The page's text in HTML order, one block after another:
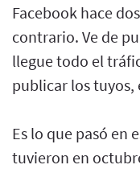
Facebook hace
contrario. Ve de
llegue todo el
publicar los tuyos,
Es lo que pasó en
tuvieron en